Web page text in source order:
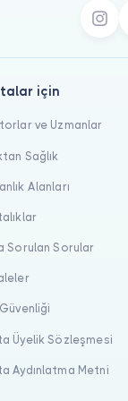
için
ve Uzmanlar
Sağlık
Alanları
Sorulan Sorular
Üyelik Sözleşmesi
Aydınlatma Metni